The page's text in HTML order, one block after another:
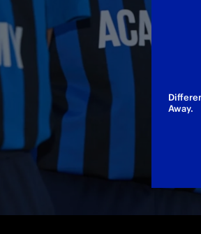
collega tutti i paesi del mondo, in
alla base del progetto e la
campioni dentro e fuori dal
attiva, lo scambio di idee
sono i valori centrali del
aiutare i giovani a diventare dei veri
Away.